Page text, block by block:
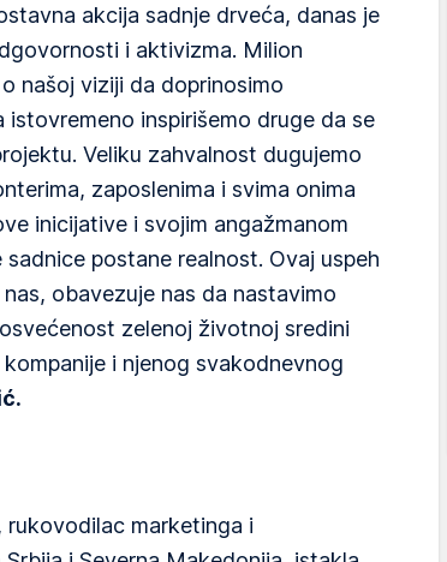
akcija sadnje drveća, danas je
i aktivizma. Milion
našoj viziji da doprinosimo
inspirišemo druge da se
Veliku zahvalnost dugujemo
zaposlenima i svima onima
inicijative i svojim angažmanom
postane realnost. Ovaj uspeh
obavezuje nas da nastavimo
zelenoj životnoj sredini
i njenog svakodnevnog
, rukovodilac marketinga i